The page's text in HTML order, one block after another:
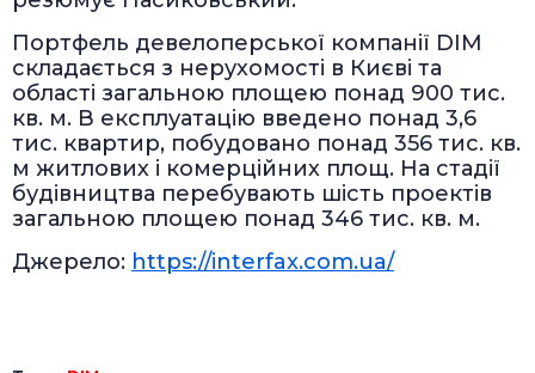
Портфель девелоперської компанії DIM
складається з нерухомості в Києві та
області загальною площею понад 900 тис.
кв. м. В експлуатацію введено понад 3,6
тис. квартир, побудовано понад 356 тис. кв.
м житлових і комерційних площ. На стадії
будівництва перебувають шість проектів
загальною площею понад 346 тис. кв. м.
Джерело: https://interfax.com.ua/